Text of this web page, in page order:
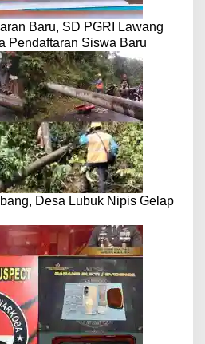
Baru, SD PGRI Lawang
Pendaftaran Siswa Baru
Desa Lubuk Nipis Gelap